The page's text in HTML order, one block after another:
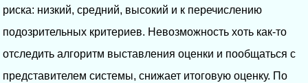
риска: низкий, средний, высокий и к перечислению
подозрительных критериев. Невозможность хоть как-то
отследить алгоритм выставления оценки и пообщаться с
представителем системы, снижает итоговую оценку. По